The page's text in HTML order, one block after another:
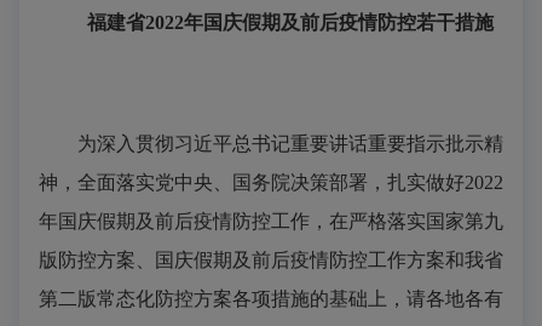
福建省2022年国庆假期及前后疫情防控若干措施
为深入贯彻习近平总书记重要讲话重要指示批示精
神，全面落实党中央、国务院决策部署，扎实做好2022
年国庆假期及前后疫情防控工作，在严格落实国家第九
版防控方案、国庆假期及前后疫情防控工作方案和我省
第二版常态化防控方案各项措施的基础上，请各地各有